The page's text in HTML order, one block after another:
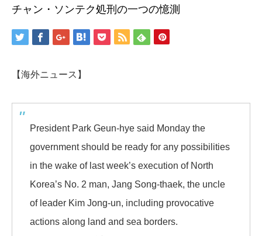
チャン・ソンテク処刑の一つの憶測
【海外ニュース】
President Park Geun-hye said Monday the
government should be ready for any possibilities
in the wake of last week’s execution of North
Korea’s No. 2 man, Jang Song-thaek, the uncle
of leader Kim Jong-un, including provocative
actions along land and sea borders.